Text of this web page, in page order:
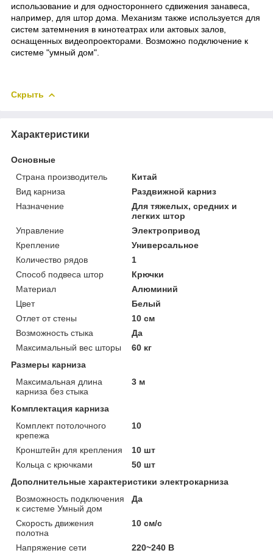
использование и для одностороннего сдвижения занавеса,
например, для штор дома. Механизм также используется для
систем затемнения в кинотеатрах или актовых залов,
оснащенных видеопроекторами. Возможно подключение к
системе "умный дом".
Скрыть
Характеристики
Основные
Страна производитель
Китай
Вид карниза
Раздвижной карниз
Назначение
Для тяжелых, средних и
легких штор
Управление
Электропривод
Крепление
Универсальное
Количество рядов
1
Способ подвеса штор
Крючки
Материал
Алюминий
Цвет
Белый
Отлет от стены
10 см
Возможность стыка
Да
Максимальный вес шторы
60 кг
Размеры карниза
Максимальная длина
карниза без стыка
3 м
Комплектация карниза
Комплект потолочного
крепежа
10
Кронштейн для крепления
10 шт
Кольца с крючками
50 шт
Дополнительные характеристики электрокарниза
Возможность подключения
к системе Умный дом
Да
Скорость движения
полотна
10 см/с
Напряжение сети
220~240 В